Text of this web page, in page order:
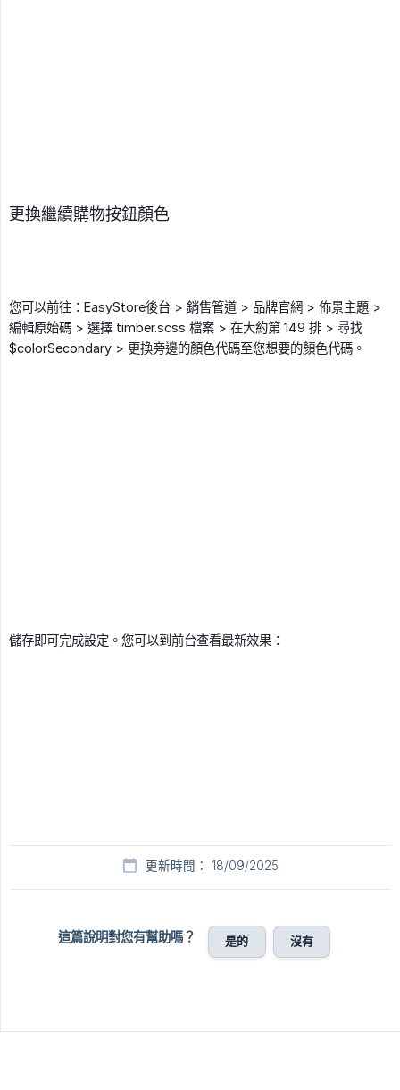
更換繼續購物按鈕顏色
您可以前往：EasyStore後台 > 銷售管道 > 品牌官網 > 佈景主題 >
編輯原始碼 > 選擇 timber.scss 檔案 > 在大約第 149 排 > 尋找
$colorSecondary > 更換旁邊的顏色代碼至您想要的顏色代碼。
儲存即可完成設定。您可以到前台查看最新效果：
更新時間： 18/09/2025
這篇說明對您有幫助嗎？ 是的 沒有